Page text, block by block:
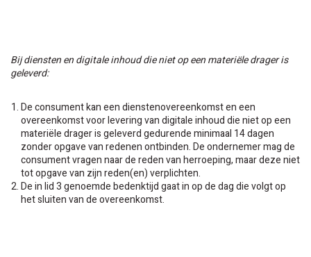
Bij diensten en digitale inhoud die niet op een materiële drager is
geleverd:
De consument kan een dienstenovereenkomst en een
overeenkomst voor levering van digitale inhoud die niet op een
materiële drager is geleverd gedurende minimaal 14 dagen
zonder opgave van redenen ontbinden. De ondernemer mag de
consument vragen naar de reden van herroeping, maar deze niet
tot opgave van zijn reden(en) verplichten.
De in lid 3 genoemde bedenktijd gaat in op de dag die volgt op
het sluiten van de overeenkomst.